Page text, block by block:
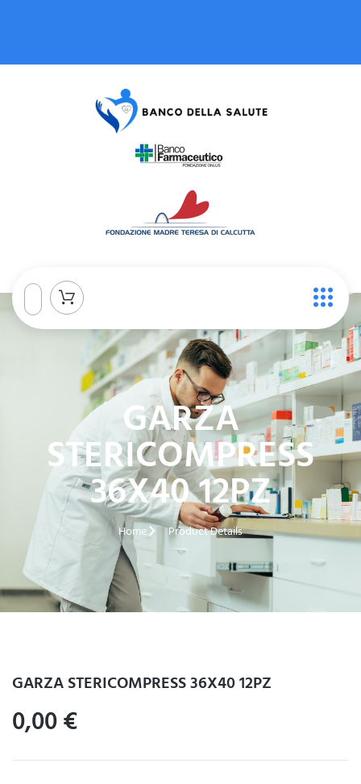
GARZA
STERICOMPRESS
36X40 12PZ
Home Product Details
GARZA STERICOMPRESS 36X40 12PZ
0,00€